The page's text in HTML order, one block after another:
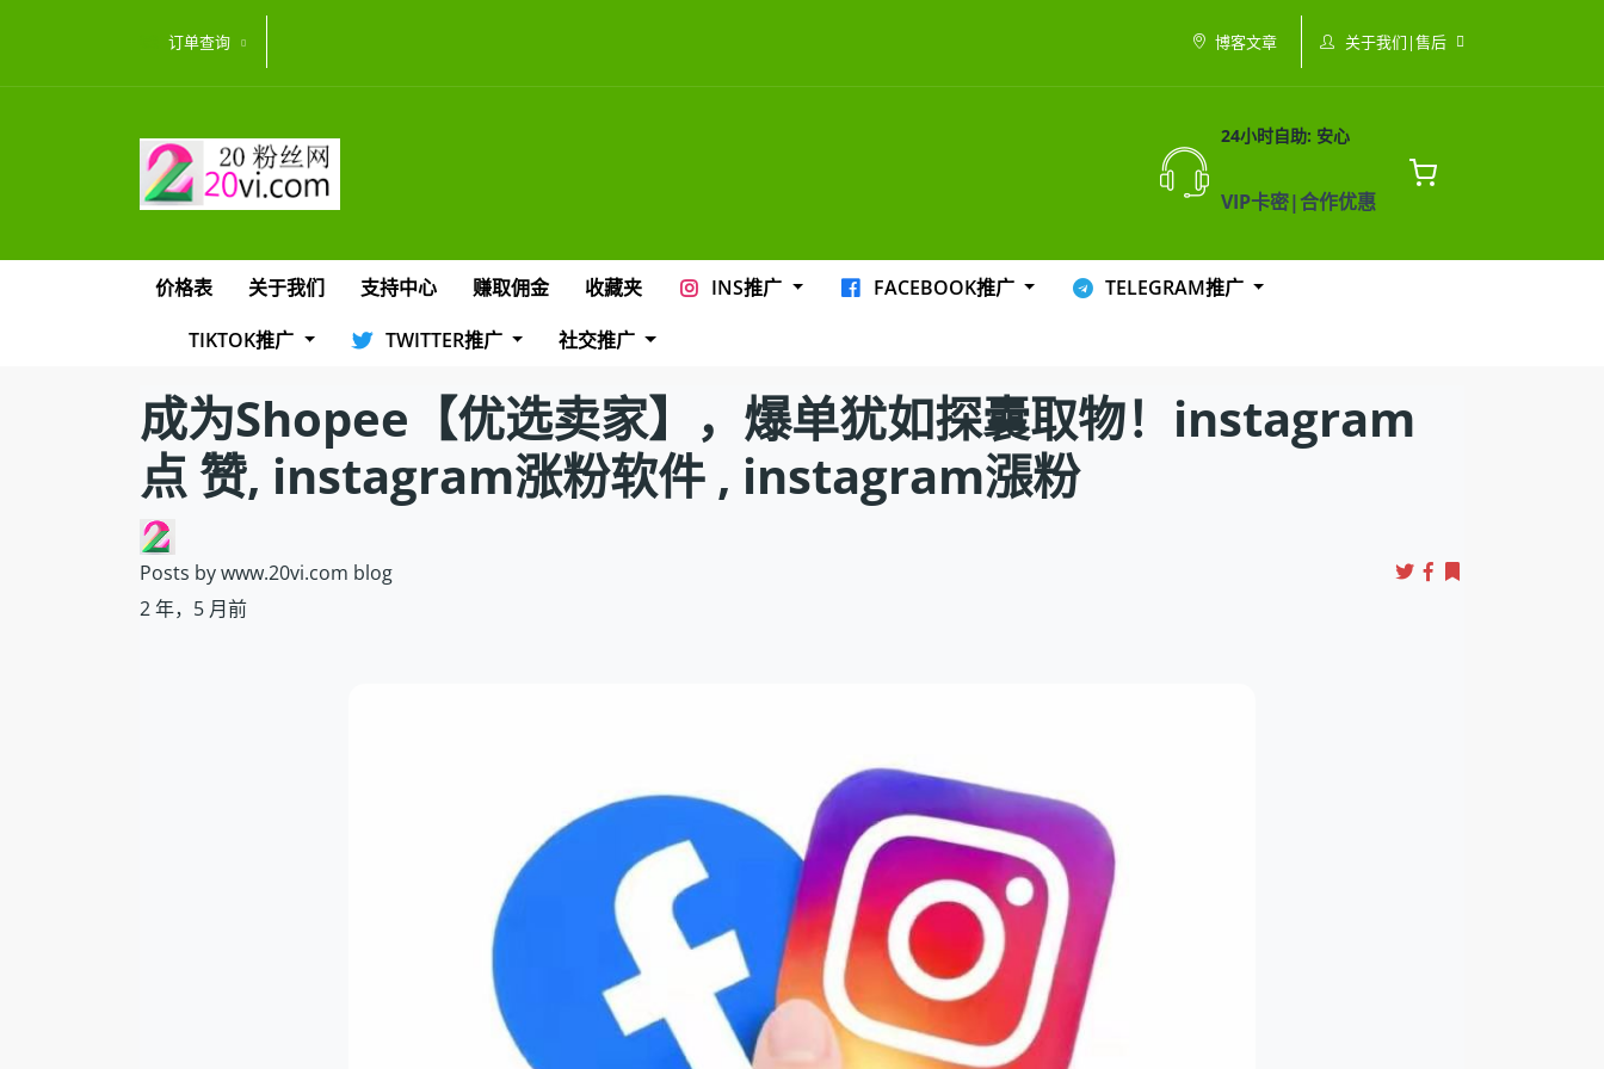
订单查询 博客文章 关于我们|售后
24小时自助: 安心
VIP卡密|合作优惠
价格表 关于我们 支持中心 赚取佣金 收藏夹 INS推广 FACEBOOK推广
TELEGRAM推广
TIKTOK推广
TWITTER推广 社交推广
成为Shopee【优选卖家】，爆单犹如探囊取物！instagram
点 赞, instagram涨粉软件 , instagram漲粉
Posts by www.20vi.com blog
2 年，5 月前